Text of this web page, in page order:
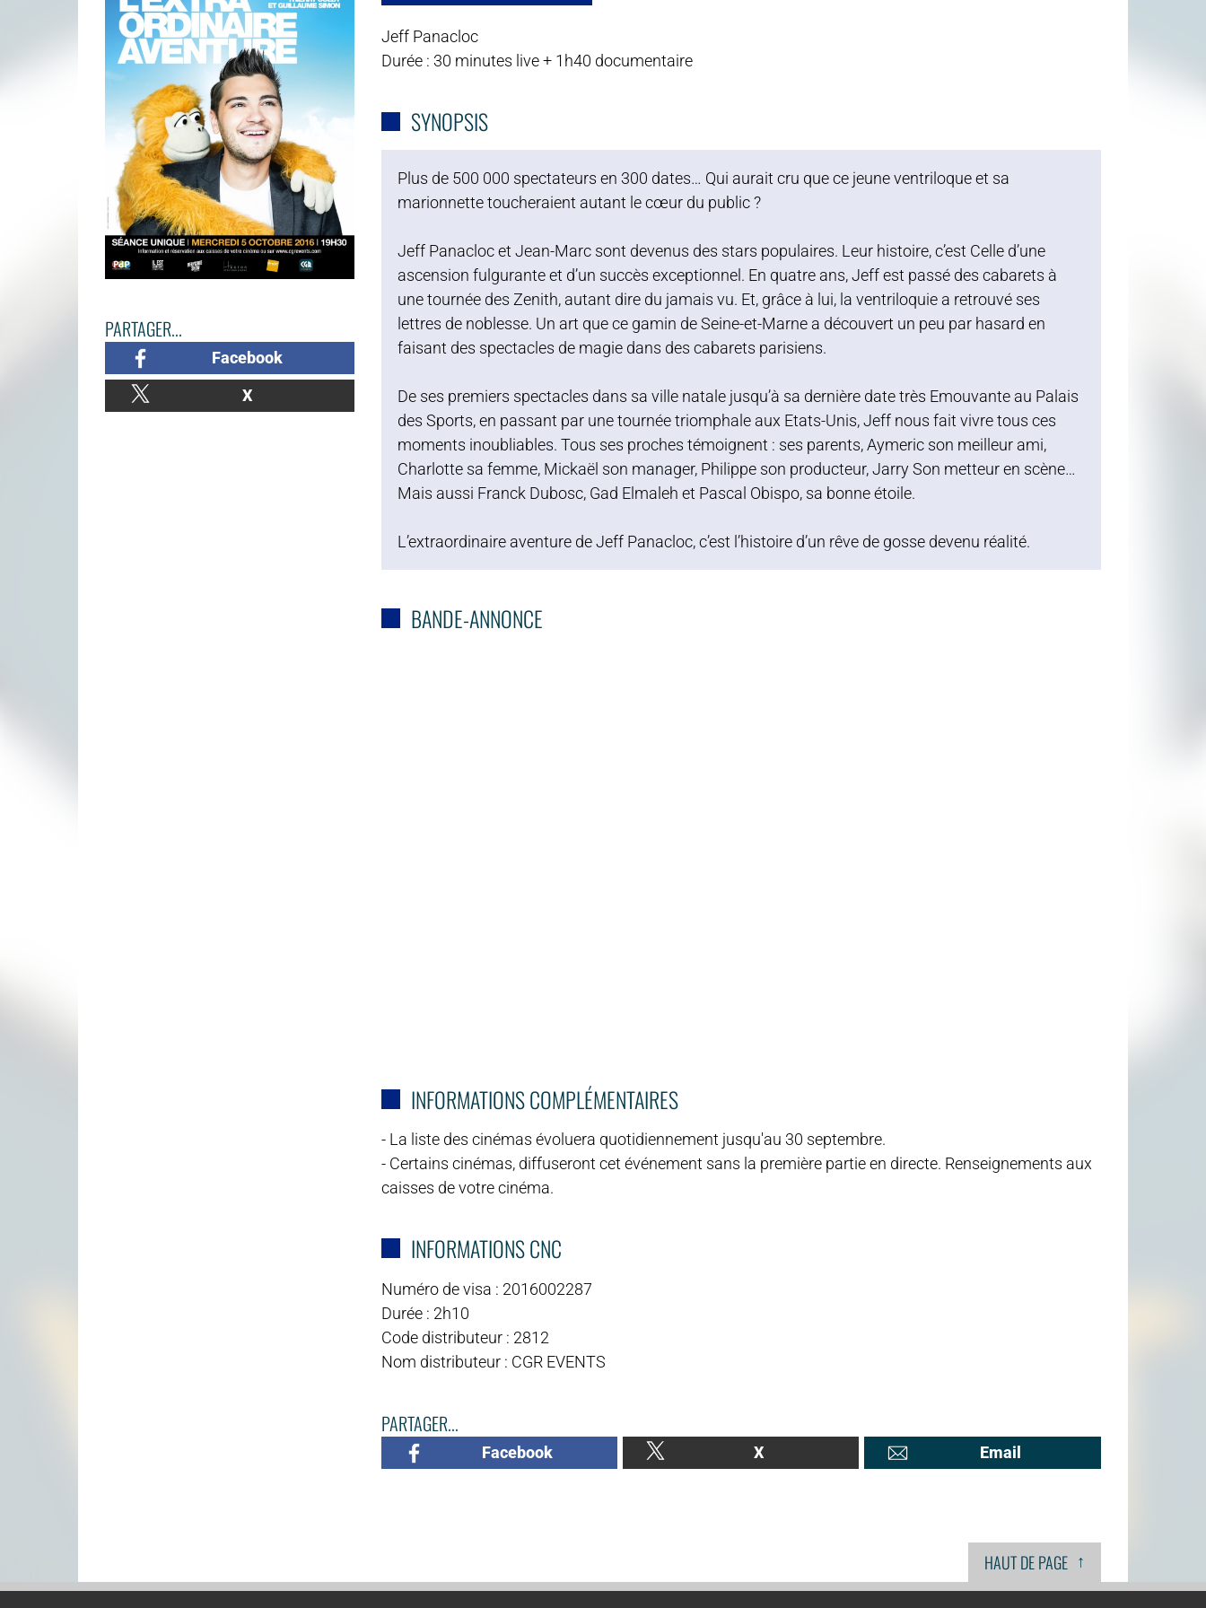
PARTAGER...
Facebook
X
Jeff Panacloc
Durée : 30 minutes live + 1h40 documentaire
SYNOPSIS
Plus de 500 000 spectateurs en 300 dates… Qui aurait cru que ce jeune ventriloque et sa
marionnette toucheraient autant le cœur du public ?
Jeff Panacloc et Jean-Marc sont devenus des stars populaires. Leur histoire, c’est Celle d’une
ascension fulgurante et d’un succès exceptionnel. En quatre ans, Jeff est passé des cabarets à
une tournée des Zenith, autant dire du jamais vu. Et, grâce à lui, la ventriloquie a retrouvé ses
lettres de noblesse. Un art que ce gamin de Seine-et-Marne a découvert un peu par hasard en
faisant des spectacles de magie dans des cabarets parisiens.
De ses premiers spectacles dans sa ville natale jusqu’à sa dernière date très Emouvante au Palais
des Sports, en passant par une tournée triomphale aux Etats-Unis, Jeff nous fait vivre tous ces
moments inoubliables. Tous ses proches témoignent : ses parents, Aymeric son meilleur ami,
Charlotte sa femme, Mickaël son manager, Philippe son producteur, Jarry Son metteur en scène…
Mais aussi Franck Dubosc, Gad Elmaleh et Pascal Obispo, sa bonne étoile.
L’extraordinaire aventure de Jeff Panacloc, c’est l’histoire d’un rêve de gosse devenu réalité.
BANDE-ANNONCE
INFORMATIONS COMPLÉMENTAIRES
- La liste des cinémas évoluera quotidiennement jusqu'au 30 septembre.
- Certains cinémas, diffuseront cet événement sans la première partie en directe. Renseignements aux
caisses de votre cinéma.
INFORMATIONS CNC
Numéro de visa : 2016002287
Durée : 2h10
Code distributeur : 2812
Nom distributeur : CGR EVENTS
PARTAGER...
Facebook X Email
HAUT DE PAGE ↑